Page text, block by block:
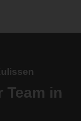
Team in